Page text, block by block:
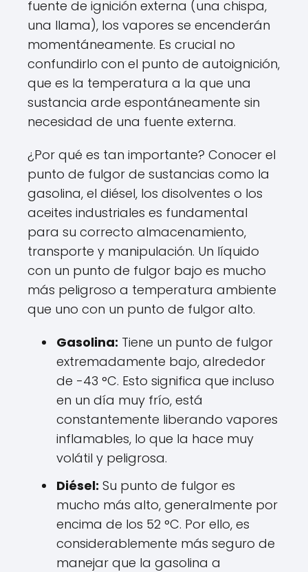
fuente de ignición externa (una chispa,
una llama), los vapores se encenderán
momentáneamente. Es crucial no
confundirlo con el punto de autoignición,
que es la temperatura a la que una
sustancia arde espontáneamente sin
necesidad de una fuente externa.
¿Por qué es tan importante? Conocer el
punto de fulgor de sustancias como la
gasolina, el diésel, los disolventes o los
aceites industriales es fundamental
para su correcto almacenamiento,
transporte y manipulación. Un líquido
con un punto de fulgor bajo es mucho
más peligroso a temperatura ambiente
que uno con un punto de fulgor alto.
Gasolina: Tiene un punto de fulgor
extremadamente bajo, alrededor
de -43 °C. Esto significa que incluso
en un día muy frío, está
constantemente liberando vapores
inflamables, lo que la hace muy
volátil y peligrosa.
Diésel: Su punto de fulgor es
mucho más alto, generalmente por
encima de los 52 °C. Por ello, es
considerablemente más seguro de
manejar que la gasolina a